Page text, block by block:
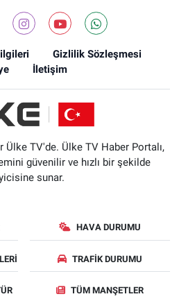
Gizlilik Sözleşmesi
İletişim
Ülke TV'de. Ülke TV Haber Portalı,
güvenilir ve hızlı bir şekilde
sunar.
HAVA DURUMU
TRAFIK DURUMU
TÜM MANŞETLER